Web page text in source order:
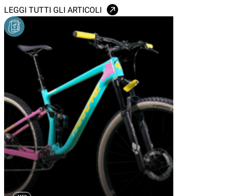
LEGGI TUTTI GLI ARTICOLI